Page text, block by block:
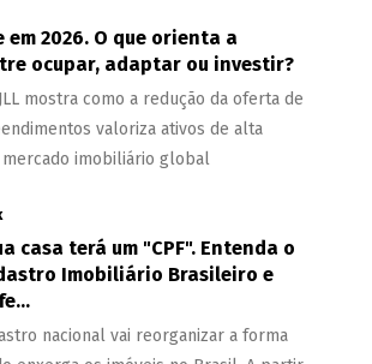
em 2026. O que orienta a
ocupar, adaptar ou investir?
mostra como a redução da oferta de
valoriza ativos de alta
imobiliário global
casa terá um "CPF". Entenda o
Imobiliário Brasileiro e
nacional vai reorganizar a forma